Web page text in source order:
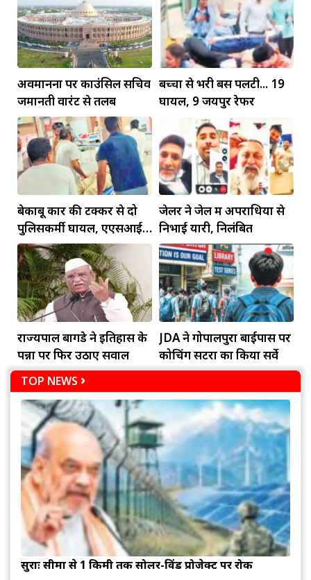
अवमानना पर काउंसिल सचिव
जमानती वारंट से तलब
बच्चों से भरी बस पलटी... 19
घायल, 9 जयपुर रेफर
बेकाबू कार की टक्कर से दो
पुलिसकर्मी घायल, एएसआई
की हालत गंभीर
जेलर ने जेल में अपराधियों से
निभाई यारी, निलंबित
राज्यपाल बागडे ने इतिहास के
पन्नों पर फिर उठाए सवाल
JDA ने गोपालपुरा बाईपास पर
कोचिंग सेंटरों का किया सर्वे
TOP NEWS
सुरक्षाः सीमा से 1 किमी तक सोलर-विंड प्रोजेक्ट पर रोक